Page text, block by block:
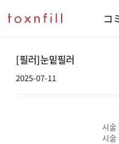
コ
[필러]눈밑필러
2025-07-11
시
시